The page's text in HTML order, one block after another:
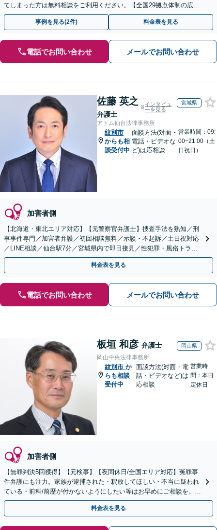
てしまった方は無料相談をご利用ください。【全国29拠点体制の広域
対応】【弁護士待機中/当日中の電話相談可(予約制)】
事例を見る(2件) 料金表を見る
電話でお問い合わせ メールでお問い合わせ
佐藤 英之
弁護士
インタビュ
ーを見る
宮城県
アトム仙台法律事務所
紋別市
からも相
談受付中
面談方法(対面・
電話・ビデオな
ど)は応相談
営業時間：09:
00~21:00（土
日祝日）
加害者側
【北海道・東北エリア対応】【元警察官弁護士】捜査手法を熟知／刑
事事件専門／加害者弁護／初回相談無料／示談・不起訴／土日祝対応
／LINE相談／仙台駅7分／宮城県内で即日接見／性犯罪・風俗トラブ
ルに強い／家族が逮捕されたら至急ご連絡を！
料金表を見る
電話でお問い合わせ メールでお問い合わせ
板垣 和彦 弁護士 岡山県
岡山中央法律事務所
紋別市 か
らも相談
受付中
面談方法(対面・電
話・ビデオなど)は
応相談
営業時
間：本日
定休日
加害者側
【無罪判決5回獲得】【元検事】【夜間休日/全国エリア対応】冤罪事
件弁護にも注力。家族が逮捕された・釈放してほしい・不当に疑われ
ている・前科/前歴が付かないようにしたい等はお早めにご相談を。迅
速に的確な対応に定評あり【分割払い可】
料金表を見る